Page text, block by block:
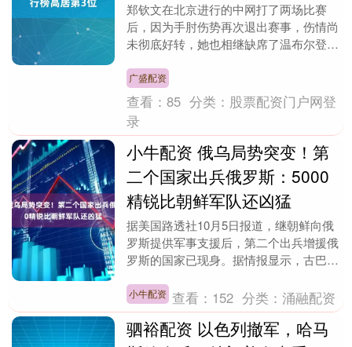
郑钦文在北京进行的中网打了两场比赛
后，因为手肘伤势再次退出赛事，伤情尚
未彻底好转，她也相继缺席了温布尔登、
会，能否参赛现在仍....
广盛配资
查看：85 分类： 股票配资门户网登
录
小牛配资 俄乌局势突变！第
二个国家出兵俄罗斯：5000
精锐比朝鲜军队还凶猛
据美国路透社10月5日报道，继朝鲜向俄
罗斯提供军事支援后，第二个出兵增援俄
罗斯的国家已现身。据情报显示，古巴已
乌克兰战....
小牛配资 查看： 152 分类：涌融配资
驷裕配资 以色列撤军，哈马